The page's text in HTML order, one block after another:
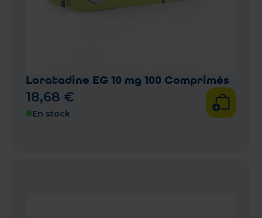
Loratadine EG 10 mg 100 Comprimés
18,68 €
En stock